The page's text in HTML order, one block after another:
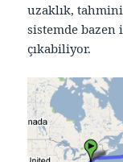
uzaklık,
sistemde
çıkabiliyor.